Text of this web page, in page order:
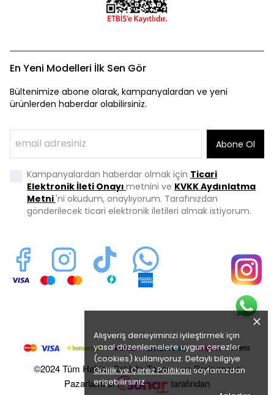
Alışveriş deneyiminizi iyileştirmek için
yasal düzenlemelere uygun çerezler
(cookies) kullanıyoruz. Detaylı bilgiye
Gizlilik ve Çerez Politikasısayfamızdan
erişebilirsiniz.
En Yeni Modelleri İlk Sen Gör
Bültenimize abone olarak, kampanyalardan ve yeni
ürünlerden haberdar olabilirsiniz.
Abone Ol
Kampanyalardan haberdar olmak için Ticari
Elektronik İleti Onayı metnini ve KVKK Aydınlatma
Metni'ni okudum, onaylıyorum. Tarafınızdan
gönderilecek ticari elektronik iletileri almak istiyorum.
©2024 Tüm Hakları Saklıdır. Tasarım ve Performans
Pazarlaması
tarafından